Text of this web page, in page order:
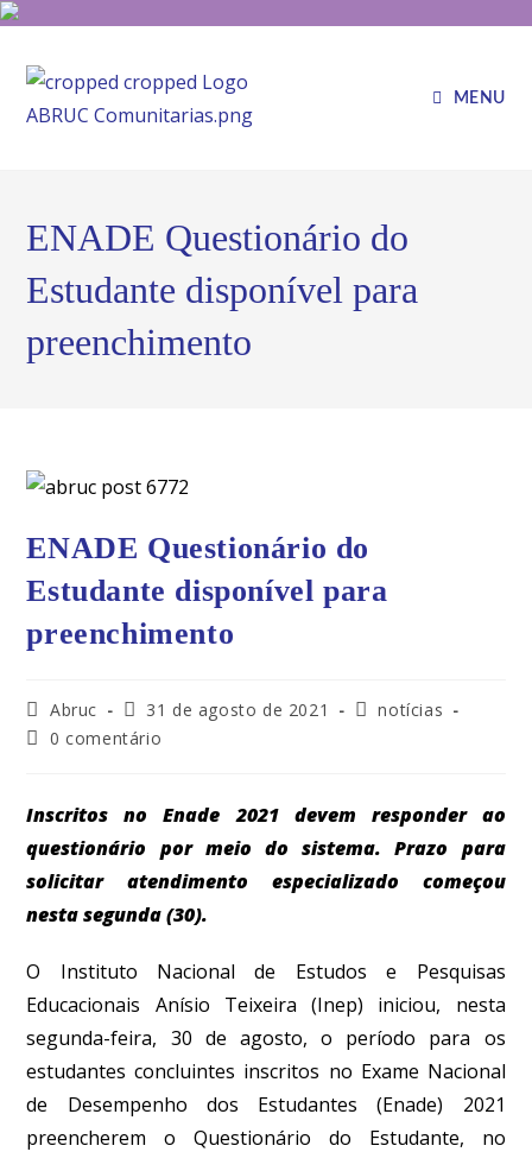
MENU
ENADE Questionário do
Estudante disponível para
preenchimento
ENADE Questionário do
Estudante disponível para
preenchimento
Abruc 31 de agosto de 2021
notícias
0 comentário
Inscritos no Enade 2021 devem responder ao
questionário por meio do sistema. Prazo para
solicitar atendimento especializado começou
nesta segunda (30).
O Instituto Nacional de Estudos e Pesquisas
Educacionais Anísio Teixeira(Inep) iniciou, nesta
segunda-feira, 30 de agosto, o período para os
estudantes concluintes inscritos no Exame Nacional
de Desempenho dos Estudantes (Enade) 2021
preencherem o Questionário do Estudante, no